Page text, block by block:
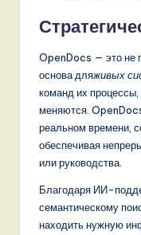
OpenDocs — это не
основа дляживых
команд их
меняются.
реальном времени,
обеспечивая
или руководства.
Благодаря ИИ-
семантическому
находить нужную